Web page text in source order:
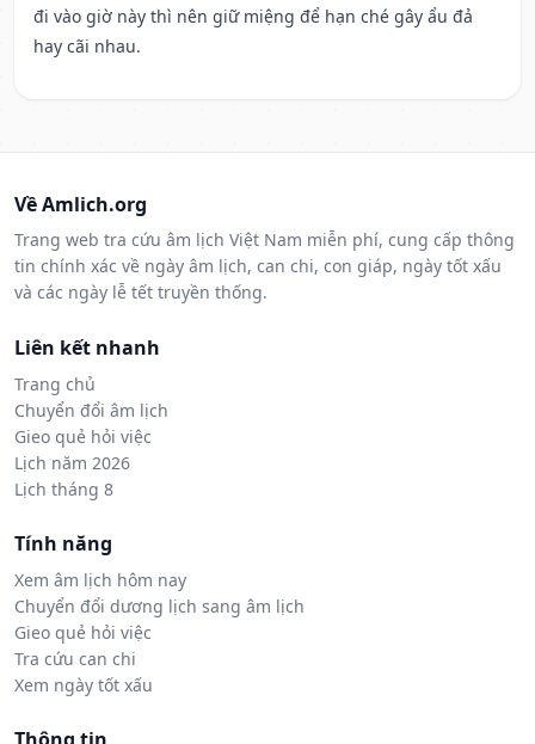
đi vào giờ này thì nên giữ miệng để hạn ché gây ẩu đả
hay cãi nhau.
Về Amlich.org
Trang web tra cứu âm lịch Việt Nam miễn phí, cung cấp thông
tin chính xác về ngày âm lịch, can chi, con giáp, ngày tốt xấu
và các ngày lễ tết truyền thống.
Liên kết nhanh
Trang chủ
Chuyển đổi âm lịch
Gieo quẻ hỏi việc
Lịch năm 2026
Lịch tháng 8
Tính năng
Xem âm lịch hôm nay
Chuyển đổi dương lịch sang âm lịch
Gieo quẻ hỏi việc
Tra cứu can chi
Xem ngày tốt xấu